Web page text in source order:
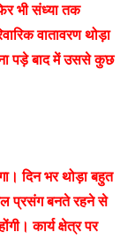
भी संध्या तक
वातावरण थोड़ा
पड़े बाद में उससे कुछ
दिन भर थोड़ा बहुत
प्रसंग बनते रहने से
कार्य क्षेत्र पर